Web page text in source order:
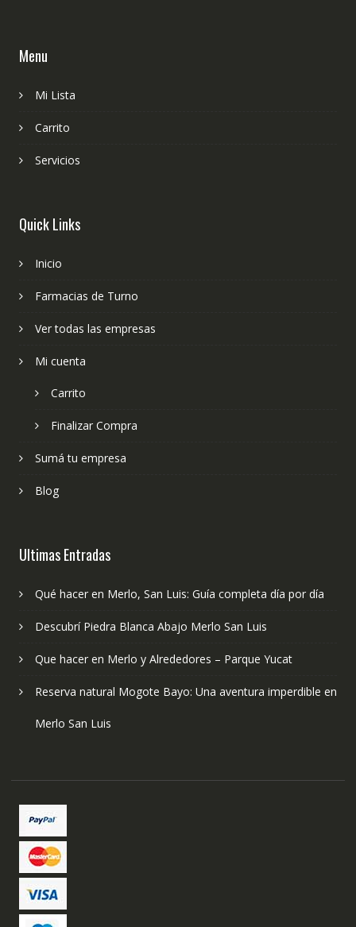
Menu
Mi Lista
Carrito
Servicios
Quick Links
Inicio
Farmacias de Turno
Ver todas las empresas
Mi cuenta
Carrito
Finalizar Compra
Sumá tu empresa
Blog
Ultimas Entradas
Qué hacer en Merlo, San Luis: Guía completa día por día
Descubrí Piedra Blanca Abajo Merlo San Luis
Que hacer en Merlo y Alrededores – Parque Yucat
Reserva natural Mogote Bayo: Una aventura imperdible en
Merlo San Luis